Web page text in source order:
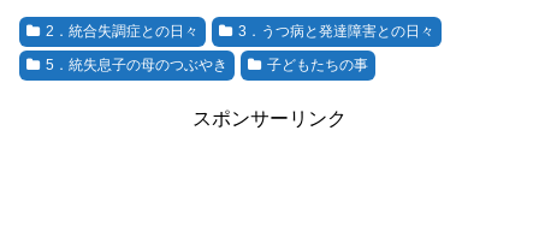
2．統合失調症との日々
3．うつ病と発達障害との日々
5．統失息子の母のつぶやき
子どもたちの事
スポンサーリンク